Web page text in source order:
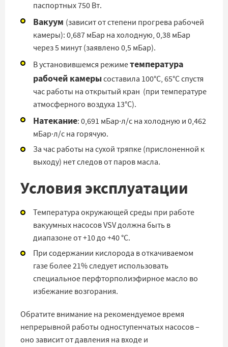
паспортных 750 Вт.
Вакуум (зависит от степени прогрева рабочей
камеры): 0,687 мБар на холодную, 0,38 мБар
через 5 минут (заявлено 0,5 мБар).
В установившемся режиметемпература
рабочей камерысоставила 100°C, 65°C спустя
час работы на открытый кран (при температуре
атмосферного воздуха 13°C).
Натекание: 0,691 мБар·л/с на холодную и 0,462
мБар·л/с на горячую.
За час работы на сухой тряпке (прислоненной к
выходу) нет следов от паров масла.
Условия эксплуатации
Температура окружающей среды при работе
вакуумных насосов VSV должна быть в
диапазоне от +10 до +40 °C.
При содержании кислорода в откачиваемом
газе более 21% следует использовать
специальное перфторполиэфирное масло во
избежание возгорания.
Обратите внимание на рекомендуемое время
непрерывной работы одноступенчатых насосов –
оно зависит от давления на входе и